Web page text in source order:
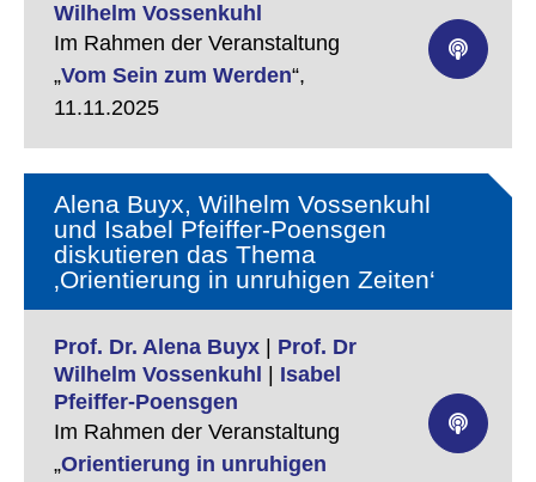
Wilhelm Vossenkuhl
Im Rahmen der Veranstaltung
„Vom Sein zum Werden“,
11.11.2025
Alena Buyx, Wilhelm Vossenkuhl
und Isabel Pfeiffer-Poensgen
diskutieren das Thema
‚Orientierung in unruhigen Zeiten‘
Prof. Dr. Alena Buyx
Prof. Dr
Wilhelm Vossenkuhl
Isabel
Pfeiffer-Poensgen
Im Rahmen der Veranstaltung
„Orientierung in unruhigen